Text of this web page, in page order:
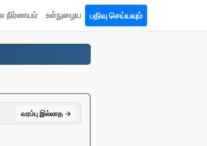
நிர்ணயம் உள்நுழைய பதிவு செய்யவும்
வரம்பு இல்லாத →